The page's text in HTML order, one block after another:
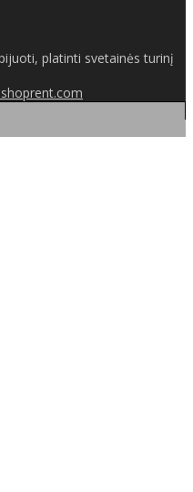
platinti svetainės turinį